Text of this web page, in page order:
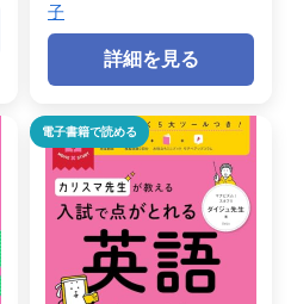
子
詳細を見る
電子書籍で読める